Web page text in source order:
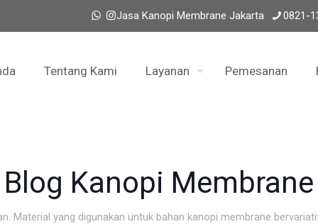
Jasa Kanopi Membrane Jakarta 0821-
Tentang Kami Layanan Pemesanan
Blog Kanopi Membrane
Material yang digunakan untuk bahan kanopi membrane